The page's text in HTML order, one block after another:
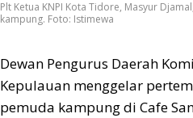
Plt Ketua KNPI Kota Tidore, Masyur
kampung. Foto: Istimewa
Dewan Pengurus Daerah
Kepulauan menggelar
pemuda kampung di Cafe